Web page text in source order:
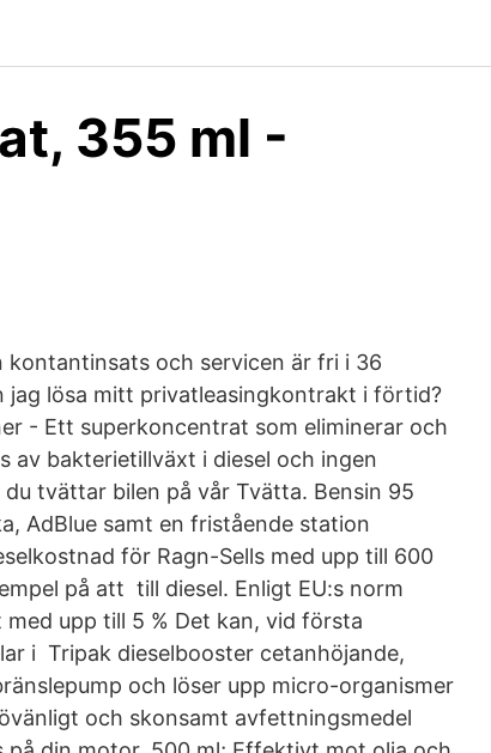
355 ml -
kontantinsats och servicen är fri i 36
jag lösa mitt privatleasingkontrakt i förtid?
- Ett superkoncentrat som eliminerar och
av bakterietillväxt i diesel och ingen
tvättar bilen på vår Tvätta. Bensin 95
AdBlue samt en fristående station
för Ragn-Sells med upp till 600
på att till diesel. Enligt EU:s norm
upp till 5 % Det kan, vid första
i Tripak dieselbooster cetanhöjande,
och löser upp micro-organismer
och skonsamt avfettningsmedel